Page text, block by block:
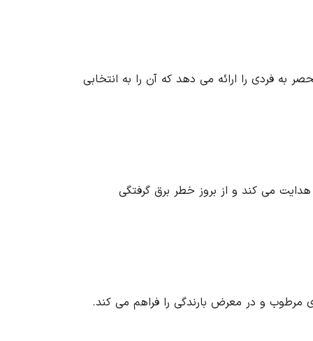
به فردی را ارائه می دهد که آن را به انتخابی
می کند و از بروز خطر برق گرفتگی